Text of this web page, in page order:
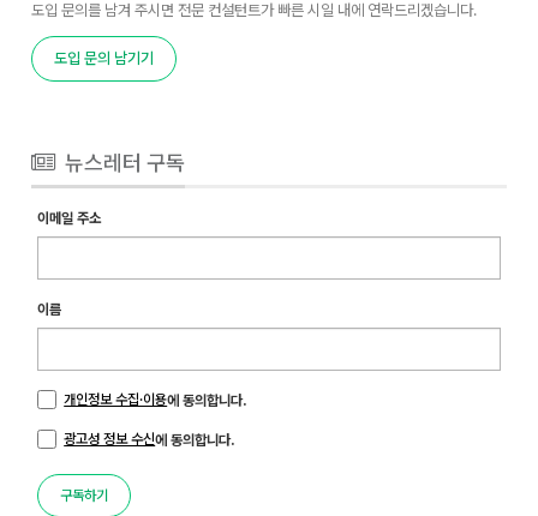
도입 문의를 남겨 주시면 전문 컨설턴트가 빠른 시일 내에 연락드리겠습니다.
도입 문의 남기기
뉴스레터 구독
이메일 주소
이름
개인정보 수집·이용에 동의합니다.
광고성 정보 수신에 동의합니다.
구독하기